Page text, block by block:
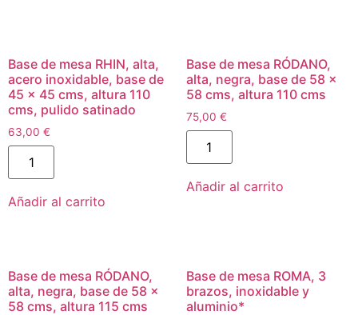
Base de mesa RHIN, alta,
acero inoxidable, base de
45 x 45 cms, altura 110
cms, pulido satinado
63,00 €
Añadir al carrito
Base de mesa RÓDANO,
alta, negra, base de 58 x
58 cms, altura 110 cms
75,00 €
Añadir al carrito
Base de mesa RÓDANO,
alta, negra, base de 58 x
58 cms, altura 115 cms
Base de mesa ROMA, 3
brazos, inoxidable y
aluminio*